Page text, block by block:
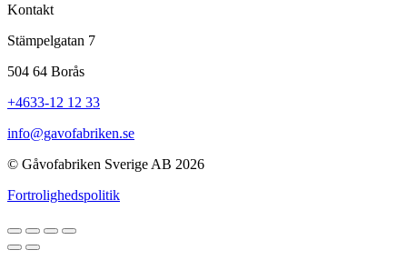
Kontakt
Stämpelgatan 7
504 64 Borås
+4633-12 12 33
info@gavofabriken.se
© Gåvofabriken Sverige AB 2026
Fortrolighedspolitik